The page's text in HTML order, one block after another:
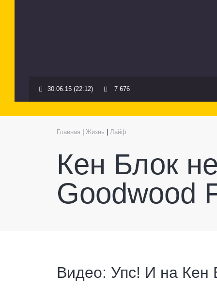
30.06.15 (22:12) 7 676
Главная Жизнь Лайф
Кен Блок
Goodwood
Видео: Упс! И на Кен